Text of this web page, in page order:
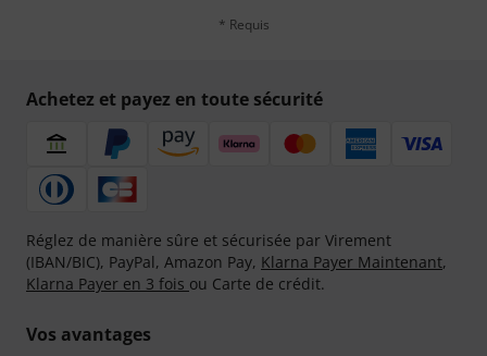
* Requis
Achetez et payez en toute sécurité
Réglez de manière sûre et sécurisée par Virement
(IBAN/BIC), PayPal, Amazon Pay, Klarna Payer Maintenant,
Klarna Payer en 3 fois ou Carte de crédit.
Vos avantages